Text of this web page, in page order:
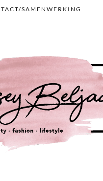
SAMENWERKING